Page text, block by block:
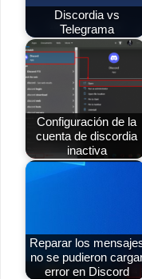
Discordia vs
Telegrama
Configuración de la
cuenta de discordia
inactiva
Reparar los
no se pudieron
error en Discord